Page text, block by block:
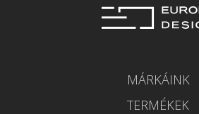
MÁRKÁINK
TERMÉKEK